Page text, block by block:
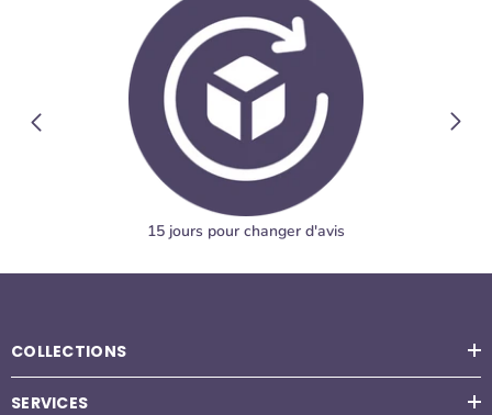
15 jours pour changer d'avis
COLLECTIONS
SERVICES